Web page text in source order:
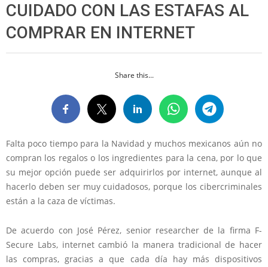
CUIDADO CON LAS ESTAFAS AL
COMPRAR EN INTERNET
Share this...
Falta poco tiempo para la Navidad y muchos mexicanos aún no
compran los regalos o los ingredientes para la cena, por lo que
su mejor opción puede ser adquirirlos por internet, aunque al
hacerlo deben ser muy cuidadosos, porque los cibercriminales
están a la caza de víctimas.
De acuerdo con José Pérez, senior researcher de la firma F-
Secure Labs, internet cambió la manera tradicional de hacer
las compras, gracias a que cada día hay más dispositivos